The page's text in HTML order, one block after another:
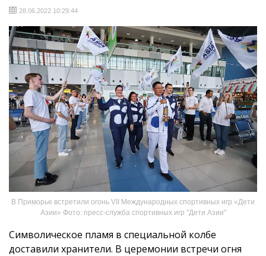
28.06.2022 10:29:44
В Приморье встретили огонь VII Международных спортивных игр «Дети
Азии» Фото: пресс-служба спортивных игр "Дети Азии"
Символическое пламя в специальной колбе
доставили хранители. В церемонии встречи огня